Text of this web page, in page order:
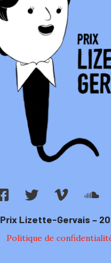
Prix Lizette-Gervais –
Politique de